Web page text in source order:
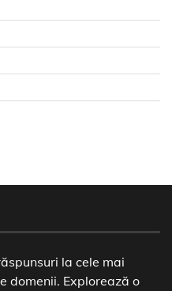
la cele mai
domenii. Explorează o